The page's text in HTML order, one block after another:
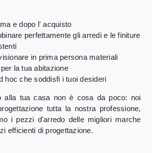
e dopo l' acquisto
perfettamente gli arredi e le finiture
in prima persona materiali
la tua abitazione
hoc che soddisfi i tuoi desideri
alla tua casa non è cosa da poco: noi
tutta la nostra professione,
i pezzi d'arredo delle migliori marche
efficienti di progettazione.